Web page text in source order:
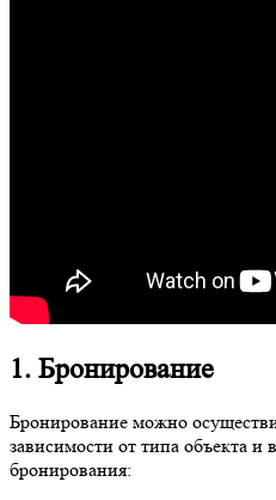
1. Бронирование
Бронирование можно
зависимости от типа объекта
бронирования: